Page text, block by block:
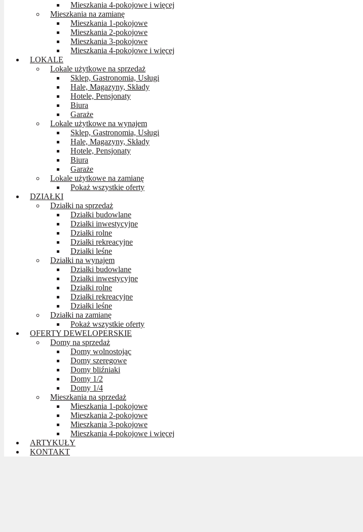
Mieszkania 4-pokojowe i więcej
Mieszkania na zamianę
Mieszkania 1-pokojowe
Mieszkania 2-pokojowe
Mieszkania 3-pokojowe
Mieszkania 4-pokojowe i więcej
LOKALE
Lokale użytkowe na sprzedaż
Sklep, Gastronomia, Usługi
Hale, Magazyny, Składy
Hotele, Pensjonaty
Biura
Garaże
Lokale użytkowe na wynajem
Sklep, Gastronomia, Usługi
Hale, Magazyny, Składy
Hotele, Pensjonaty
Biura
Garaże
Lokale użytkowe na zamianę
Pokaż wszystkie oferty
DZIAŁKI
Działki na sprzedaż
Działki budowlane
Działki inwestycyjne
Działki rolne
Działki rekreacyjne
Działki leśne
Działki na wynajem
Działki budowlane
Działki inwestycyjne
Działki rolne
Działki rekreacyjne
Działki leśne
Działki na zamianę
Pokaż wszystkie oferty
OFERTY DEWELOPERSKIE
Domy na sprzedaż
Domy wolnostojąc
Domy szeregowe
Domy bliźniaki
Domy 1/2
Domy 1/4
Mieszkania na sprzedaż
Mieszkania 1-pokojowe
Mieszkania 2-pokojowe
Mieszkania 3-pokojowe
Mieszkania 4-pokojowe i więcej
ARTYKUŁY
KONTAKT